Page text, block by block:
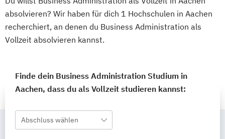
absolvieren? Wir haben für dich 1 Hochschulen in Aachen
recherchiert, an denen du Business Administration als
Vollzeit absolvieren kannst.
Finde dein Business Administration Studium in
Aachen, dass du als Vollzeit studieren kannst:
Abschluss wählen